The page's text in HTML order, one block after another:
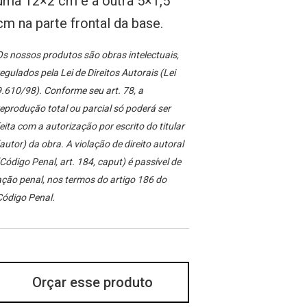
na parte frontal da base.
nossos produtos são obras intelectuais,
pela Lei de Direitos Autorais (Lei
98). Conforme seu art. 78, a
total ou parcial só poderá ser
com a autorização por escrito do titular
da obra. A violação de direito autoral
Penal, art. 184, caput) é passível de
penal, nos termos do artigo 186 do
Penal.
Orçar esse produto